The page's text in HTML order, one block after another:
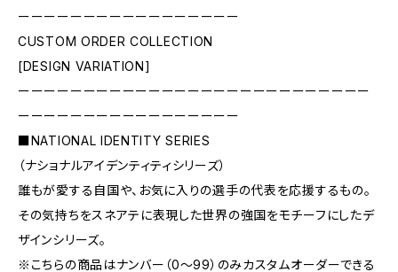
ーーーーーーーーーーーーーーーーー
CUSTOM ORDER COLLECTION
[DESIGN VARIATION]
ーーーーーーーーーーーーーーーーーーーーーーーーーーー
ーーーーーーーーーーーーーーーーー
■NATIONAL IDENTITY SERIES
（ナショナルアイデンティティシリーズ）
誰もが愛する自国や、お気に入りの選手の代表を応援するもの。
その気持ちをスネアテに表現した世界の強国をモチーフにしたデ
ザインシリーズ。
※こちらの商品はナンバー（0〜99）のみカスタムオーダーできる